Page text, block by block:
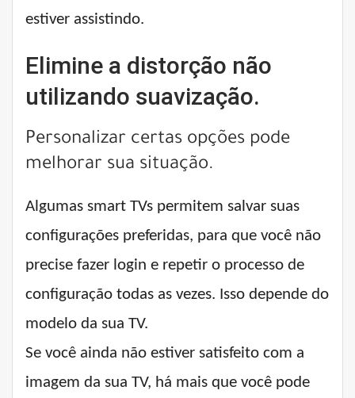
estiver assistindo.
Elimine a distorção não
utilizando suavização.
Personalizar certas opções pode
melhorar sua situação.
Algumas smart TVs permitem salvar suas
configurações preferidas, para que você não
precise fazer login e repetir o processo de
configuração todas as vezes. Isso depende do
modelo da sua TV.
Se você ainda não estiver satisfeito com a
imagem da sua TV, há mais que você pode